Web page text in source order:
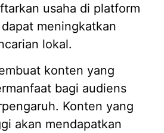
usaha di platform
meningkatkan
lokal.
konten yang
bagi audiens
Konten yang
akan mendapatkan